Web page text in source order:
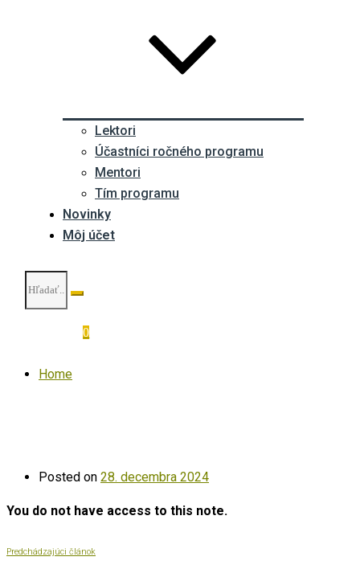
Lektori
Účastníci ročného programu
Mentori
Tím programu
Novinky
Môj účet
0
Home
Posted on 28. decembra 2024
You do not have access to this note.
Predchádzajúci článok